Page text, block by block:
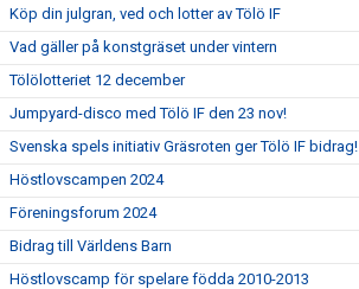
Köp din julgran, ved och lotter av Tölö IF
Vad gäller på konstgräset under vintern
Tölölotteriet 12 december
Jumpyard-disco med Tölö IF den 23 nov!
Svenska spels initiativ Gräsroten ger Tölö IF bidrag!
Höstlovscampen 2024
Föreningsforum 2024
Bidrag till Världens Barn
Höstlovscamp för spelare födda 2010-2013